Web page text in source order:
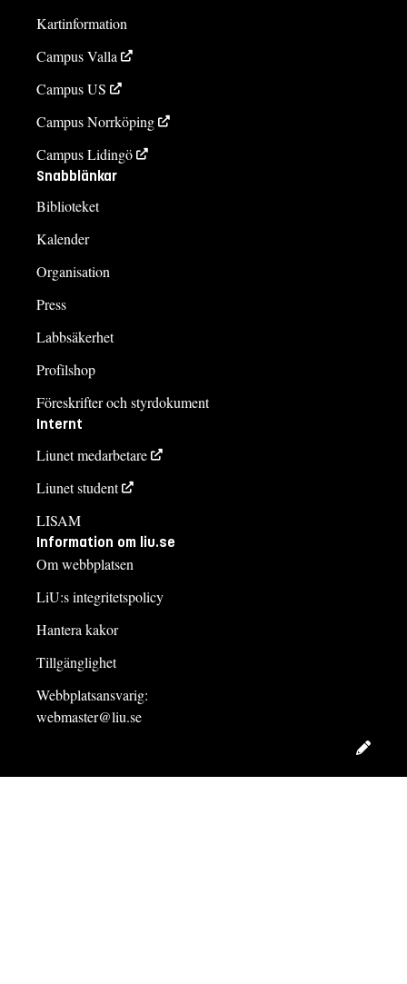
Kartinformation
Campus Valla
Campus US
Campus Norrköping
Campus Lidingö
Snabblänkar
Biblioteket
Kalender
Organisation
Press
Labbsäkerhet
Profilshop
Föreskrifter och styrdokument
Internt
Liunet medarbetare
Liunet student
LISAM
Information om liu.se
Om webbplatsen
LiU:s integritetspolicy
Hantera kakor
Tillgänglighet
Webbplatsansvarig:
webmaster@liu.se